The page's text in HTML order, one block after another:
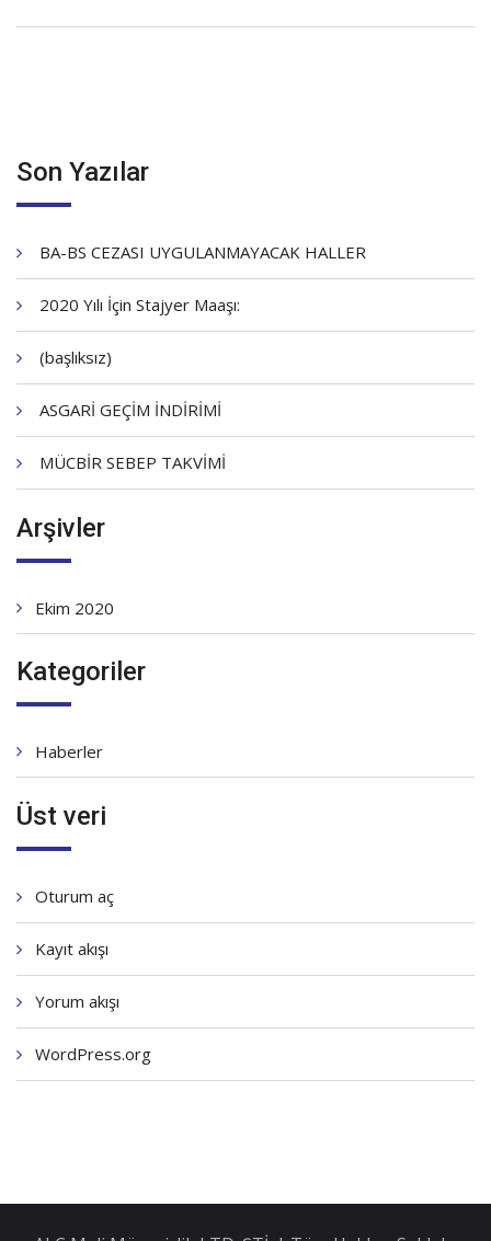
Son Yazılar
BA-BS CEZASI UYGULANMAYACAK HALLER
2020 Yılı İçin Stajyer Maaşı:
(başlıksız)
ASGARİ GEÇİM İNDİRİMİ
MÜCBİR SEBEP TAKVİMİ
Arşivler
Ekim 2020
Kategoriler
Haberler
Üst veri
Oturum aç
Kayıt akışı
Yorum akışı
WordPress.org